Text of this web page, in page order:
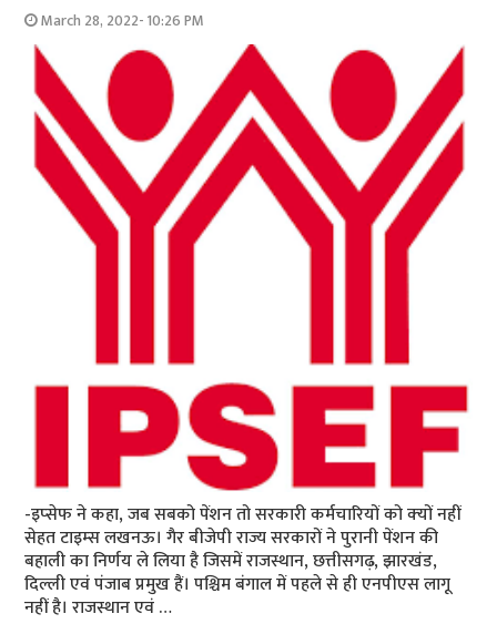
March 28, 2022- 10:26 PM
-इप्‍सेफ ने कहा, जब सबको पेंशन तो सरकारी कर्मचारियों को क्‍यों नहीं
सेहत टाइम्‍स लखनऊ। गैर बीजेपी राज्य सरकारों ने पुरानी पेंशन की
बहाली का निर्णय ले लिया है जिसमें राजस्थान, छत्तीसगढ़, झारखंड,
दिल्ली एवं पंजाब प्रमुख हैं। पश्चिम बंगाल में पहले से ही एनपीएस लागू
नहीं है। राजस्थान एवं …